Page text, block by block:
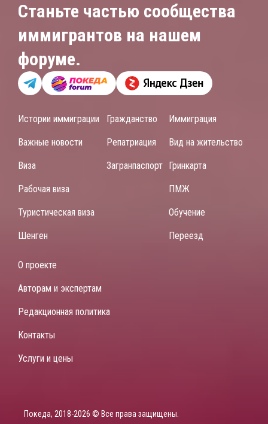
Станьте частью сообщества
иммигрантов на нашем
форуме.
Истории иммиграции
Важные новости
Виза
Рабочая виза
Туристическая виза
Шенген
Гражданство
Репатриация
Загранпаспорт
Иммиграция
Вид на жительство
Гринкарта
ПМЖ
Обучение
Переезд
О проекте
Авторам и экспертам
Редакционная политика
Контакты
Услуги и цены
Покеда, 2018-2026 © Все права защищены.